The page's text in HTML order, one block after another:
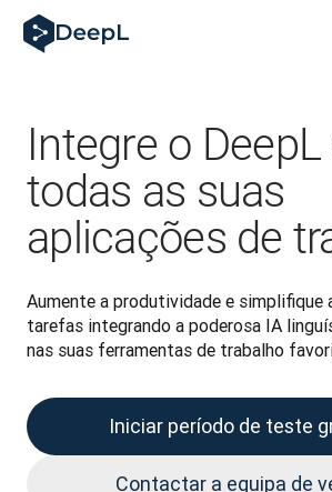
DeepL para agentes de IA
Translation Flow do DeepL: Novos
Desvendando a confiança na IA
Desenvolvimento da Avaliação da
De tradução de texto a plataforma de
Building an instantly accessible voice
Integre o
todas as suas
aplicações de
Aumente a produtividade e simplifique
tarefas integrando a poderosa IA
nas suas ferramentas de trabalho
Iniciar período de teste
Contactar a equipa de